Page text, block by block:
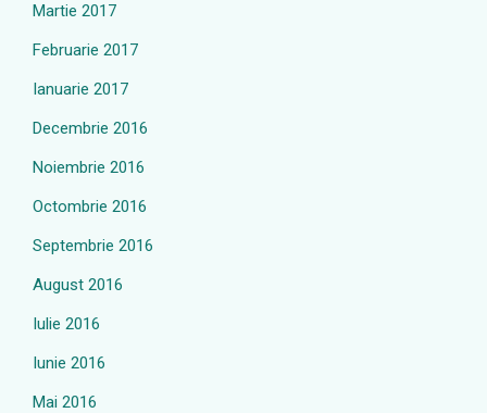
Martie 2017
Februarie 2017
Ianuarie 2017
Decembrie 2016
Noiembrie 2016
Octombrie 2016
Septembrie 2016
August 2016
Iulie 2016
Iunie 2016
Mai 2016